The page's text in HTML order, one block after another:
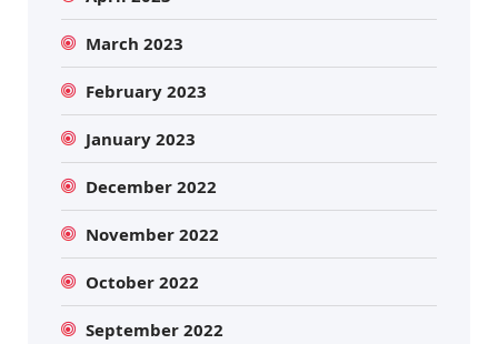
March 2023
February 2023
January 2023
December 2022
November 2022
October 2022
September 2022